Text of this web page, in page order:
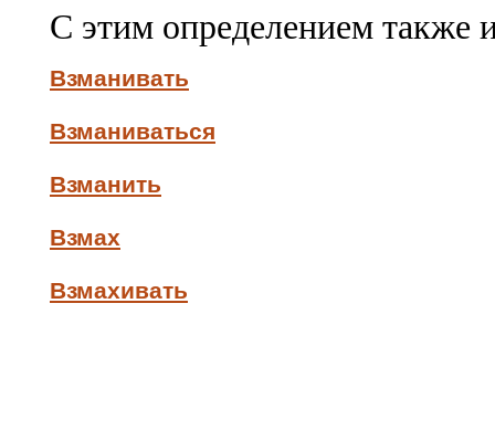
С этим определением также
Взманивать
Взманиваться
Взманить
Взмах
Взмахивать